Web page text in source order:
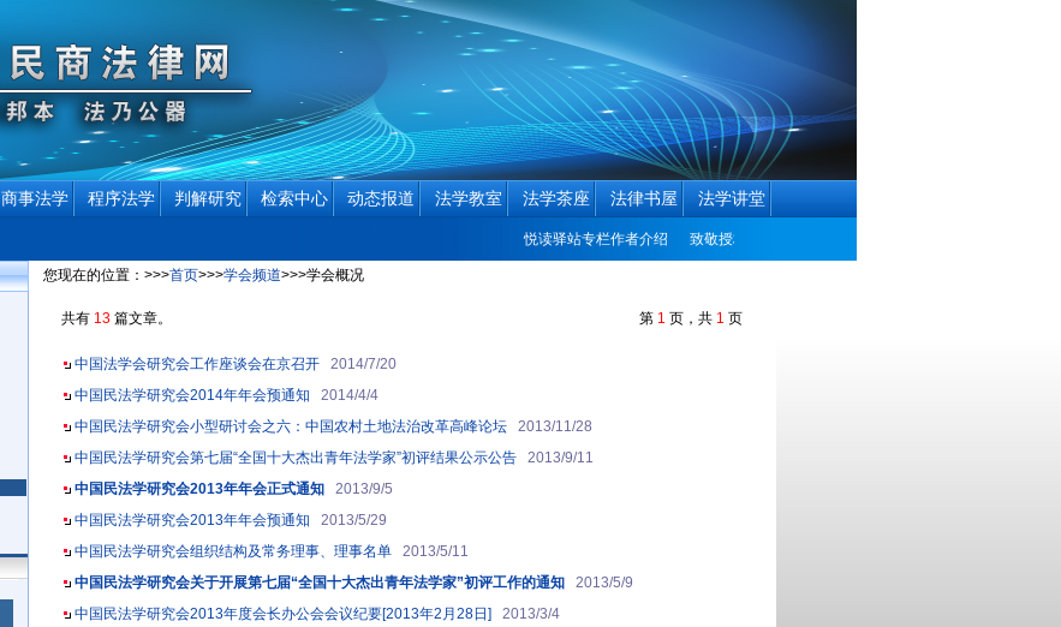
商事法学 程序法学 判解研究 检索中心 动态报道 法学教室 法学茶座 法律书屋 法学讲堂
悦读驿站专栏作者介绍 致敬授权学者
您现在的位置：>>>首页>>>学会频道>>>学会概况
共有 13 篇文章。 第 1 页，共 1 页
中国法学会研究会工作座谈会在京召开
2014/7/20
中国民法学研究会2014年年会预通知
2014/4/4
中国民法学研究会小型研讨会之六：中国农村土地法治改革高峰论坛
2013/11/28
中国民法学研究会第七届“全国十大杰出青年法学家”初评结果公示公告
2013/9/11
中国民法学研究会2013年年会正式通知
2013/9/5
中国民法学研究会2013年年会预通知
2013/5/29
中国民法学研究会组织结构及常务理事、理事名单
2013/5/11
中国民法学研究会关于开展第七届“全国十大杰出青年法学家”初评工作的通知
2013/5/9
中国民法学研究会2013年度会长办公会会议纪要[2013年2月28日]
2013/3/4